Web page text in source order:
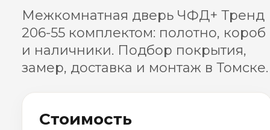
Межкомнатная дверь ЧФД+ Тренд
206-55 комплектом: полотно, короб
и наличники. Подбор покрытия,
замер, доставка и монтаж в Томске.
Стоимость